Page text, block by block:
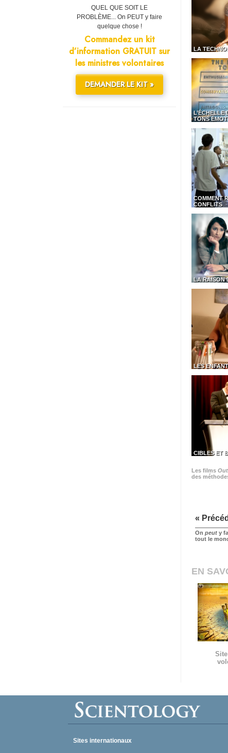
LA
L’ÉCHELLE
TONS
COMMENT
CONFLITS
LA RAISON
LES
CIBLES ET
Les films
des
«
On peut y
tout le
EN
QUEL QUE SOIT LE
PROBLÈME... On PEUT y faire
quelque chose !
Commandez un kit
d’information GRATUIT sur
les ministres volontaires
DEMANDER LE KIT »
Sites internationaux